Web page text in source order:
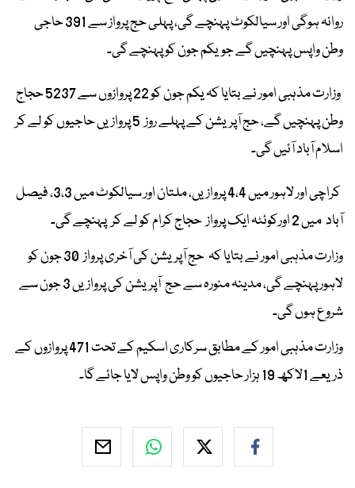
روانہ ہوگی اور سیالکوٹ پہنچے گی، پہلی حج پرواز سے 391 حاجی
وطن واپس پہنچیں گے جویکم جون کو پہنچے گی۔
وزارت مذہبی امور نے بتایا کہ یکم جون کو 22 پروازوں سے 5237 حجاج
وطن پہنچیں گے، حج آپریشن کے پہلے روز 5 پروازیں حاجیوں کو لے کر
اسلام آباد آئیں گی۔
کراچی اور لاہور میں 4،4 پروازیں، ملتان اور سیالکوٹ میں 3،3، فیصل
آباد میں 2 اورکوئٹہ ایک پرواز حجاج کرام کو لے کر پہنچے گی۔
وزارت مذہبی امور نے بتایا کہ حج آپریشن کی آخری پرواز 30 جون کو
لاہور پہنچے گی، مدینہ منورہ سے حج آپریشن کی پروازیں 3 جون سے
شروع ہوں گی۔
وزارت مذہبی امور کے مطابق سرکاری اسکیم کے تحت 471 پروازوں کے
ذریعے 1لاکھ 19 ہزار حاجیوں کو وطن واپس لایا جائے گا۔